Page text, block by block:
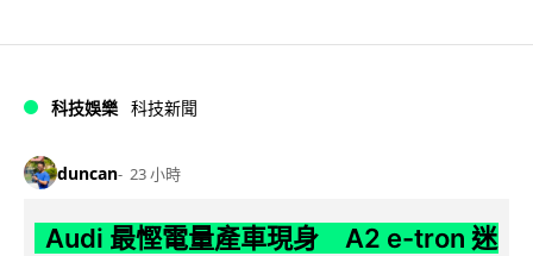
科技娛樂 科技新聞
duncan 23 小時
Audi 最慳電量產車現身 A2 e-tron 迷